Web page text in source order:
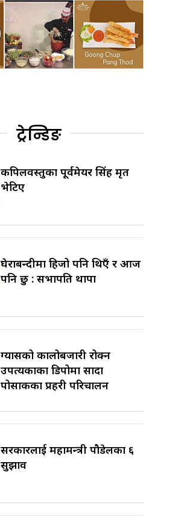
ट्रेन्डिङ
कपिलवस्तुका पूर्वमेयर सिंह मृत
भेटिए
घेराबन्दीमा हिजो पनि थिएँ र आज
पनि छु : सभापति थापा
ग्यासको कालोबजारी रोक्न
उपत्यकाका डिपोमा सादा
पोसाकका प्रहरी परिचालन
सरकारलाई महामन्त्री पौडेलका ६
सुझाव